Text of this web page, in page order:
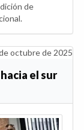
de
octubre de 2025
el sur